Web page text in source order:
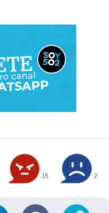
15 2